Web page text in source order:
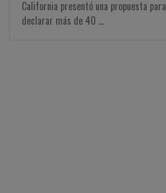
California presentó una propuesta para
declarar más de 40 ...